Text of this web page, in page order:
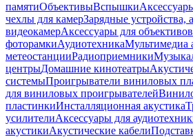
памятиОбъективыВспышки
чехлы для камерЗарядные устройства,
видеокамерАксессуары для объективов
фоторамкиАудиотехникаМультимедиа
метеостанцииРадиоприемники
центрыДомашние кинотеатры
системыПроигрыватели виниловых
для виниловых проигрывателей
пластинкиИнсталляционная акустика
усилителиАксессуары для
акустикиАкустические кабели